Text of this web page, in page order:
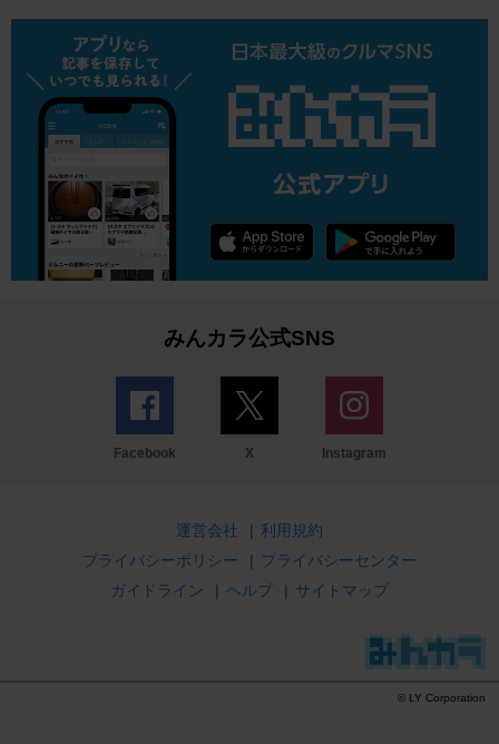
みんカラ公式SNS
Facebook X Instagram
運営会社 | 利用規約
プライバシーポリシー
| プライバシーセンター
ガイドライン
| ヘルプ | サイトマップ
© LY Corporation